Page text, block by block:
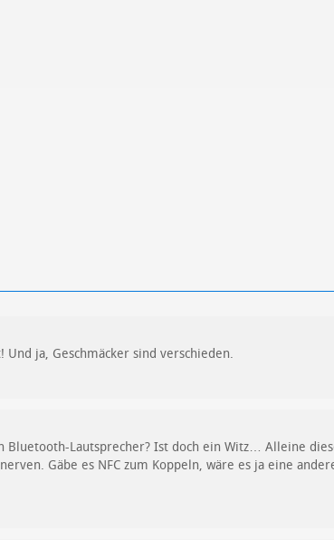
ja, Geschmäcker sind verschieden.
Lautsprecher? Ist doch ein Witz… Alleine
Gäbe es NFC zum Koppeln, wäre es ja eine